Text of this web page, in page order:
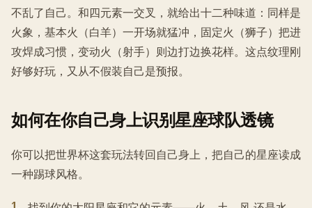
不乱了自己。和四元素一交叉，就给出十二种味道：同样是
火象，基本火（白羊）一开场就猛冲，固定火（狮子）把进
攻焊成习惯，变动火（射手）则边打边换花样。这点纹理刚
好够好玩，又从不假装自己是预报。
如何在你自己身上识别星座球队透镜
你可以把世界杯这套玩法转回自己身上，把自己的星座读成
一种踢球风格。